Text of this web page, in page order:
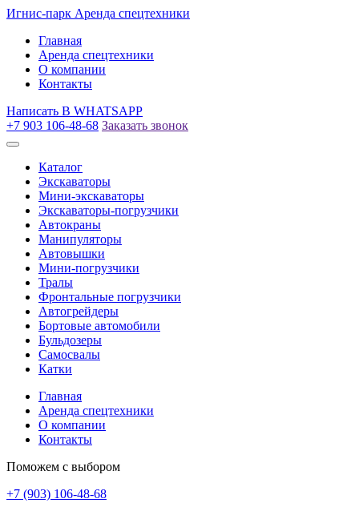
Игнис-парк Аренда спецтехники
Главная
Аренда спецтехники
О компании
Контакты
Написать В WHATSAPP
+7 903 106-48-68 Заказать звонок
Каталог
Экскаваторы
Мини-экскаваторы
Экскаваторы-погрузчики
Автокраны
Манипуляторы
Автовышки
Мини-погрузчики
Тралы
Фронтальные погрузчики
Автогрейдеры
Бортовые автомобили
Бульдозеры
Самосвалы
Катки
Главная
Аренда спецтехники
О компании
Контакты
Поможем с выбором
+7 (903) 106-48-68